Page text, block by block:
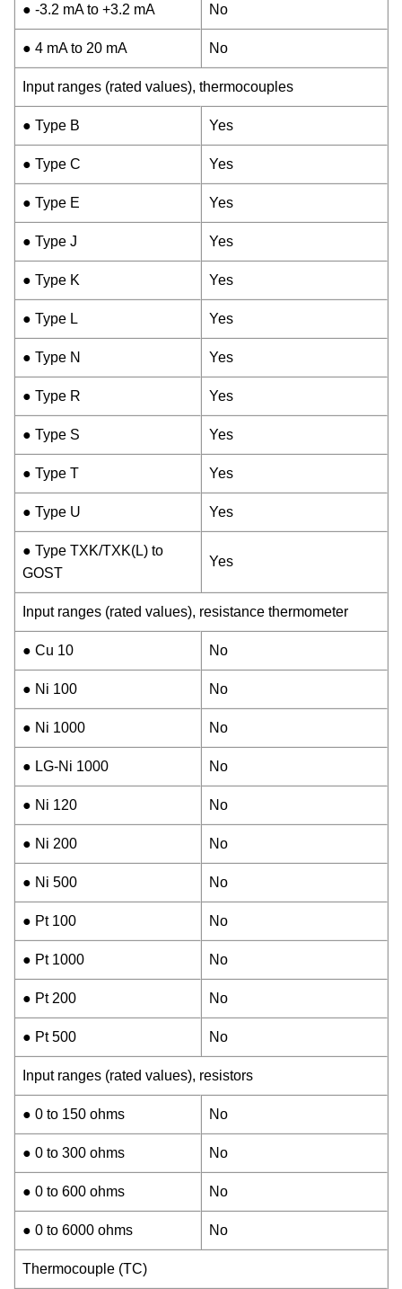
● -3.2 mA to +3.2 mA No
● 4 mA to 20 mA No
Input ranges (rated values), thermocouples
● Type B Yes
● Type C Yes
● Type E Yes
● Type J Yes
● Type K Yes
● Type L Yes
● Type N Yes
● Type R Yes
● Type S Yes
● Type T Yes
● Type U Yes
● Type TXK/TXK(L) to
GOST
Yes
Input ranges (rated values), resistance thermometer
● Cu 10 No
● Ni 100 No
● Ni 1000 No
● LG-Ni 1000 No
● Ni 120 No
● Ni 200 No
● Ni 500 No
● Pt 100 No
● Pt 1000 No
● Pt 200 No
● Pt 500 No
Input ranges (rated values), resistors
● 0 to 150 ohms No
● 0 to 300 ohms No
● 0 to 600 ohms No
● 0 to 6000 ohms No
Thermocouple (TC)